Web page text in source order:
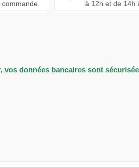
à 12h et de 14h
vos données bancaires sont